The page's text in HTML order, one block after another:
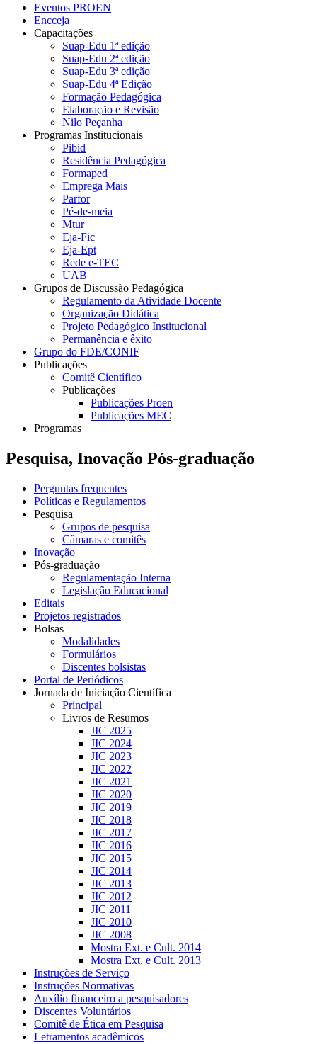
Eventos PROEN
Encceja
Capacitações
Suap-Edu 1ª edição
Suap-Edu 2ª edição
Suap-Edu 3ª edição
Suap-Edu 4ª Edição
Formação Pedagógica
Elaboração e Revisão
Nilo Peçanha
Programas Institucionais
Pibid
Residência Pedagógica
Formaped
Emprega Mais
Parfor
Pé-de-meia
Mtur
Eja-Fic
Eja-Ept
Rede e-TEC
UAB
Grupos de Discussão Pedagógica
Regulamento da Atividade Docente
Organização Didática
Projeto Pedagógico Institucional
Permanência e êxito
Grupo do FDE/CONIF
Publicações
Comitê Científico
Publicações
Publicações Proen
Publicações MEC
Programas
Pesquisa, Inovação Pós-graduação
Perguntas frequentes
Políticas e Regulamentos
Pesquisa
Grupos de pesquisa
Câmaras e comitês
Inovação
Pós-graduação
Regulamentação Interna
Legislação Educacional
Editais
Projetos registrados
Bolsas
Modalidades
Formulários
Discentes bolsistas
Portal de Periódicos
Jornada de Iniciação Científica
Principal
Livros de Resumos
JIC 2025
JIC 2024
JIC 2023
JIC 2022
JIC 2021
JIC 2020
JIC 2019
JIC 2018
JIC 2017
JIC 2016
JIC 2015
JIC 2014
JIC 2013
JIC 2012
JIC 2011
JIC 2010
JIC 2008
Mostra Ext. e Cult. 2014
Mostra Ext. e Cult. 2013
Instruções de Serviço
Instruções Normativas
Auxílio financeiro a pesquisadores
Discentes Voluntários
Comitê de Ética em Pesquisa
Letramentos acadêmicos